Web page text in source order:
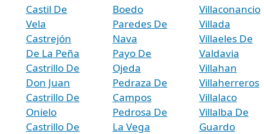
Castil De
Vela
Castrejón
De La Peña
Castrillo De
Don Juan
Castrillo De
Onielo
Castrillo De
Boedo
Paredes De
Nava
Payo De
Ojeda
Pedraza De
Campos
Pedrosa De
La Vega
Villaconancio
Villada
Villaeles De
Valdavia
Villahan
Villaherreros
Villalaco
Villalba De
Guardo